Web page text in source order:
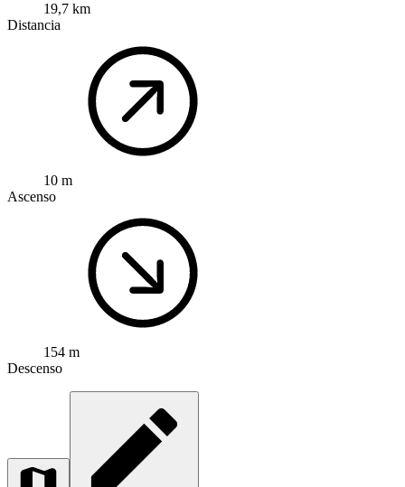
19,7 km
Distancia
10 m
Ascenso
154 m
Descenso